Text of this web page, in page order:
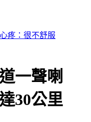
獎雙槓龜
一聲喇
30公里